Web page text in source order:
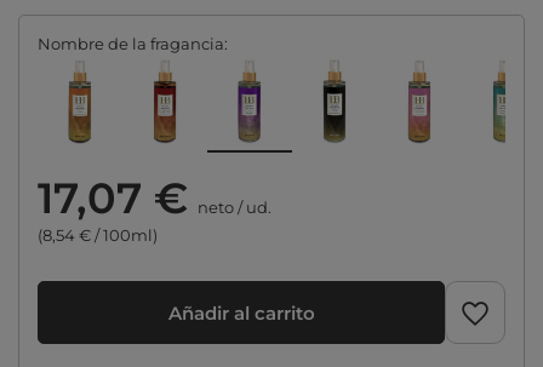
Nombre de la fragancia
17,07 € neto/ud.
(8,54 € / 100ml)
Añadir al carrito